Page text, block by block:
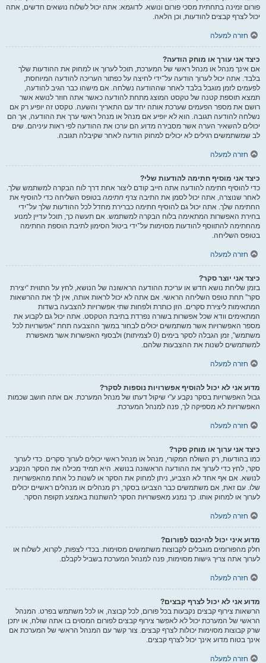
פורום זמינה בתחתית מסכי פורום ונושא. לדוגמא: אתה יכול לשלוח נושאים חדשים, אתה
יכול לצרף קבצים להודעות, וכן הלאה.
חזרה למעלה
כיצד אני עורך או מוחק הודעה?
אם אינך מנהל או מנהל ראשי של המערכת, תוכל לערוך או למחוק את ההודעות שלך
בלבד. אתה יכול לערוך הודעה על־ידי לחיצה על כפתור העריכה להודעה המיוחסת,
לפעמים לזמן מוגבל בלבד לאחר שההודעה נשלחה. אם מישהו כבר הגיב להודעה,
תמצא תוספת קטנה של טקסט המוצג מתחת להודעה כאשר אתה חוזר לנושא אשר
רושם את מספר הפעמים שערכת אותה יחד עם התאריך והשעה. טקסט זה יופיע רק אם
נשלחה להודעה תגובה. הוא לא יופיע אם מנהל או מנהל ראשי ערך את ההודעה, אך הם
יכולים להשאיר הערה אשר מסבירה מדוע הם ערכו את ההודעה לפי ראות עיניהם. שים
לב שמשתמשים רגילים לא יכולים למחוק הודעה לאחר שקיבלה תגובה.
חזרה למעלה
כיצד אני מוסיף חתימה להודעות שלי?
כדי להוסיף חתימה להודעה אתה חייב קודם ליצור אחת דרך לוח הבקרה למשתמש שלך.
לאחר שנוצרה, אתה יכול לסמן את התיבה צרף חתימה בטופס השליחה כדי להוסיף את
החתימה שלך. אתה יכול גם להוסיף חתימה כברירת מחדל לכל ההודעות שלך על־ידי
בחירת האפשרות המתאימה בלוח הבקרה למשתמש. אם תעשה כך, תוכל עדיין למנוע
מהחתימה להתווסף להודעות מסוימות על־ידי ביטול הסימון לתיבת הוספת החתימה
בטופס השליחה.
חזרה למעלה
כיצד אני יוצר סקר?
בזמן שליחת נושא חדש או עריכת ההודעה הראשונה של הנושא, לחץ על התווית “יצירת
סקר” תחת טופס השליחה הראשי. אם אתה לא יכול לראות אותה, אין לך את ההרשאות
המתאימות ליצירת סקרים. הזן כותרת ולפחות שתי אפשרויות להצבעה בשדות
המתאימים וודא שכל אפשרות בשורה נפרדת בתיבת הטקסט. אתה יכול גם לקבוע את
מספר האפשרויות אשר משתמשים יכולים לבחור במשך ההצבעה תחת “אפשרויות לכל
משתמש”, זמן הגבלה לסקר בימים (0 לצמיתות) ולבסוף האפשרות אשר מאפשרת
למשתמשים לשנות את ההצבעות שלהם.
חזרה למעלה
מדוע אני לא יכול להוסיף אפשרויות נוספות לסקר?
גבול האפשרויות בסקר נקבע ע"י שיקול דעתו של מנהל המערכת. אם אתה חושב שכמות
האפשרויות לא מספיקה לך, פנה למנהל המערכת.
חזרה למעלה
כיצד אני ערוך או מוחק סקר?
כמו בהודעות, רק השולח המקורי, מנהל או מנהל ראשי יכולים לערוך סקרים. כדי לערוך
סקר, לחץ כדי לערוך את ההודעה הראשונה בנושא. היא תמיד מכילה את הסקר הנקבע
לנושא. אם אף אחד לא הצביע, ניתן למחוק את הסקר או לשנות כל אחת מהאפשרויות
שלו. עם זאת, אם משתמשים כבר הצביעו בסקר, רק מנהלים או מנהלים ראשיים יכולים
לערוך או למחוק אותו. כך נמנע מאפשרויות הסקר להשתנות באמצע תקופת הסקר.
חזרה למעלה
מדוע איני יכול להיכנס לפורום?
חלק מהפורומים מוגבלים לקבוצות משתמשים מסוימות. בכדי לצפות, לקרוא, לשלוח או
לערוך אתה צריך גישות מסוימות, פנה למנהל המערכת בשביל לקבלם.
חזרה למעלה
מדוע אני לא יכול לצרף קבצים?
הרשאות צירוף קבצים נקבעות בכל פורום, לכל קבוצה, או לכל משתמש בפרט. המנהל
הראשי של המערכת יכול לא לאפשר צירוף קבצים לפורום המסוים בו אתה שולח, או יתכן
שרק קבוצות מסוימות יכולות לצרף קבצים. צור קשר עם המנהל הראשי של המערכת אם
אינך בטוח מדוע אינך יכול לצרף קבצים.
חזרה למעלה